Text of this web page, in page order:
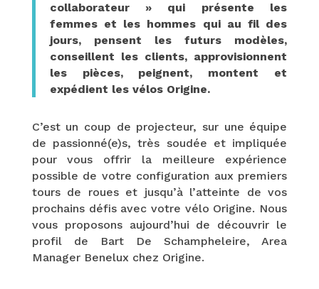
collaborateur » qui présente les
femmes et les hommes qui au fil des
jours, pensent les futurs modèles,
conseillent les clients, approvisionnent
les pièces, peignent, montent et
expédient les vélos Origine.
C’est un coup de projecteur, sur une équipe
de passionné(e)s, très soudée et impliquée
pour vous offrir la meilleure expérience
possible de votre configuration aux premiers
tours de roues et jusqu’à l’atteinte de vos
prochains défis avec votre vélo Origine. Nous
vous proposons aujourd’hui de découvrir le
profil de Bart De Schampheleire, Area
Manager Benelux chez Origine.